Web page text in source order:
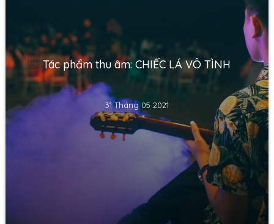
Tác phẩm thu âm: CHIẾC LÁ VÔ TÌNH
31 Tháng 05 2021